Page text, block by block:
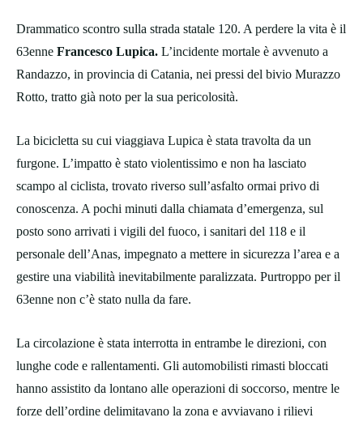
Drammatico scontro sulla strada statale 120. A perdere la vita è il
63enne Francesco Lupica. L’incidente mortale è avvenuto a
Randazzo, in provincia di Catania, nei pressi del bivio Murazzo
Rotto, tratto già noto per la sua pericolosità.
La bicicletta su cui viaggiava Lupica è stata travolta da un
furgone. L’impatto è stato violentissimo e non ha lasciato
scampo al ciclista, trovato riverso sull’asfalto ormai privo di
conoscenza. A pochi minuti dalla chiamata d’emergenza, sul
posto sono arrivati i vigili del fuoco, i sanitari del 118 e il
personale dell’Anas, impegnato a mettere in sicurezza l’area e a
gestire una viabilità inevitabilmente paralizzata. Purtroppo per il
63enne non c’è stato nulla da fare.
La circolazione è stata interrotta in entrambe le direzioni, con
lunghe code e rallentamenti. Gli automobilisti rimasti bloccati
hanno assistito da lontano alle operazioni di soccorso, mentre le
forze dell’ordine delimitavano la zona e avviavano i rilievi